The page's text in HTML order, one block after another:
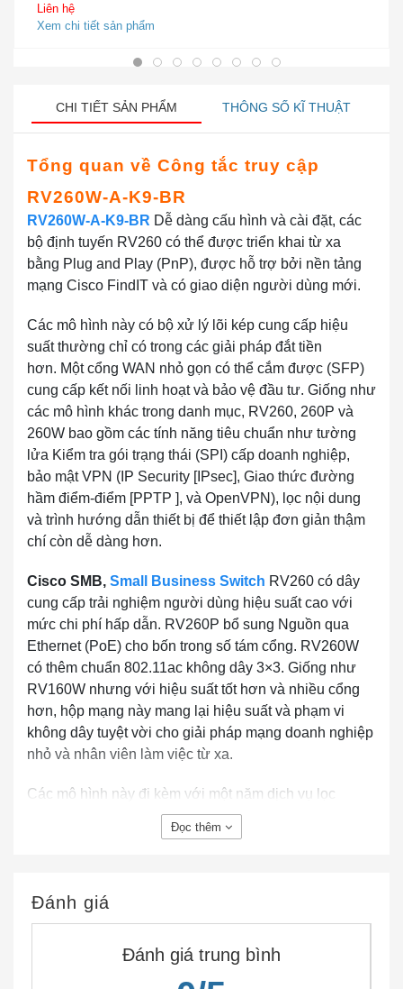
Liên hệ
Xem chi tiết sản phẩm
CHI TIẾT SẢN PHẨM THÔNG SỐ KĨ THUẬT
Tổng quan về Công tắc truy cập
RV260W-A-K9-BR
RV260W-A-K9-BR Dễ dàng cấu hình và cài đặt, các
bộ định tuyến RV260 có thể được triển khai từ xa
bằng Plug and Play (PnP), được hỗ trợ bởi nền tảng
mạng Cisco FindIT và có giao diện người dùng mới.
Các mô hình này có bộ xử lý lõi kép cung cấp hiệu
suất thường chỉ có trong các giải pháp đắt tiền
hơn. Một cổng WAN nhỏ gọn có thể cắm được (SFP)
cung cấp kết nối linh hoạt và bảo vệ đầu tư. Giống như
các mô hình khác trong danh mục, RV260, 260P và
260W bao gồm các tính năng tiêu chuẩn như tường
lửa Kiểm tra gói trạng thái (SPI) cấp doanh nghiệp,
bảo mật VPN (IP Security [IPsec], Giao thức đường
hầm điểm-điểm [PPTP ], và OpenVPN), lọc nội dung
và trình hướng dẫn thiết bị để thiết lập đơn giản thậm
chí còn dễ dàng hơn.
Cisco SMB, Small Business Switch RV260 có dây
cung cấp trải nghiệm người dùng hiệu suất cao với
mức chi phí hấp dẫn. RV260P bổ sung Nguồn qua
Ethernet (PoE) cho bốn trong số tám cổng. RV260W
có thêm chuẩn 802.11ac không dây 3×3. Giống như
RV160W nhưng với hiệu suất tốt hơn và nhiều cổng
hơn, hộp mạng này mang lại hiệu suất và phạm vi
không dây tuyệt vời cho giải pháp mạng doanh nghiệp
nhỏ và nhân viên làm việc từ xa.
Các mô hình này đi kèm với một năm dịch vụ lọc
web. Tính năng này cung cấp khả năng phân loại các
loại trang web khác nhau ở các cấp độ khác nhau và
Đọc thêm
Đánh giá
Đánh giá trung bình